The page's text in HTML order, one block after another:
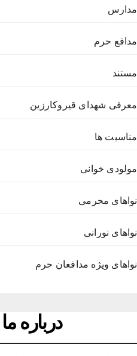
مدارس
مدافع حرم
مستند
معرفی شهدای قیروکارزین
مناسبت ها
مولودی خوانی
نواهای محرمی
نواهای نورانی
نواهای ویژه مدافعان حرم
درباره ما